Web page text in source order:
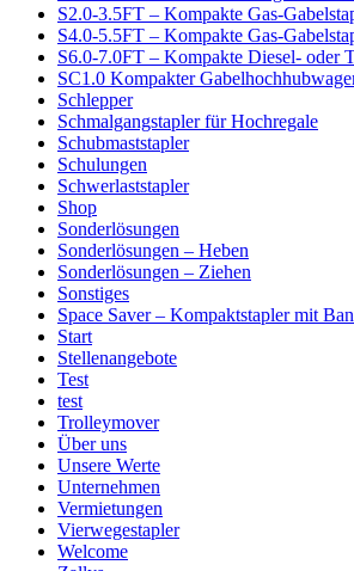
S2.0-3.5FT – Kompakte Gas-
S4.0-5.5FT – Kompakte Gas-
S6.0-7.0FT – Kompakte Diesel- oder
SC1.0 Kompakter
Schlepper
Schmalgangstapler für Hochregale
Schubmaststapler
Schulungen
Schwerlaststapler
Shop
Sonderlösungen
Sonderlösungen – Heben
Sonderlösungen – Ziehen
Sonstiges
Space Saver – Kompaktstapler mit
Start
Stellenangebote
Test
test
Trolleymover
Über uns
Unsere Werte
Unternehmen
Vermietungen
Vierwegestapler
Welcome